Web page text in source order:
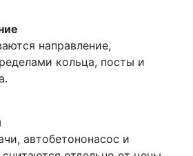
направление,
кольца, посты и
автобетононасос и